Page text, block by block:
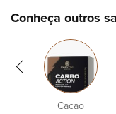
Conheça outros
Cacao